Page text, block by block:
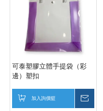
可泰塑膠立體手提袋（彩
邊）塑扣
加入詢價籃